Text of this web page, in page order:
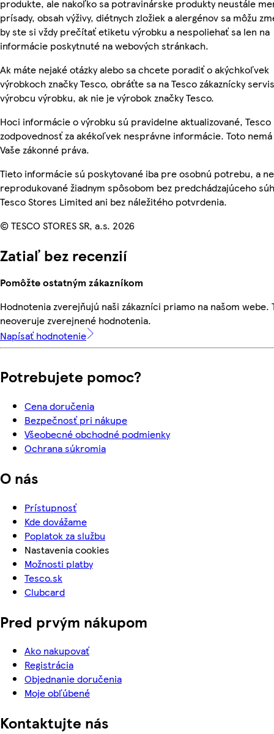
produkte, ale nakoľko sa potravinárske produkty neustále
prísady, obsah výživy, diétnych zložiek a alergénov sa môžu
by ste si vždy prečítať etiketu výrobku a nespoliehať sa len na
informácie poskytnuté na webových stránkach.
Ak máte nejaké otázky alebo sa chcete poradiť o akýchkoľvek
výrobkoch značky Tesco, obráťte sa na Tesco zákaznícky
výrobcu výrobku, ak nie je výrobok značky Tesco.
Hoci informácie o výrobku sú pravidelne aktualizované, Tesco
zodpovednosť za akékoľvek nesprávne informácie. Toto
Vaše zákonné práva.
Tieto informácie sú poskytované iba pre osobnú potrebu, a
reprodukované žiadnym spôsobom bez predchádzajúceho
Tesco Stores Limited ani bez náležitého potvrdenia.
© TESCO STORES SR, a.s. 2026
Zatiaľ bez recenzií
Pomôžte ostatným zákazníkom
Hodnotenia zverejňujú naši zákazníci priamo na našom webe.
neoveruje zverejnené hodnotenia.
Napísať hodnotenie
Potrebujete pomoc?
Cena doručenia
Bezpečnosť pri nákupe
Všeobecné obchodné podmienky
Ochrana súkromia
O nás
Prístupnosť
Kde dovážame
Poplatok za službu
Nastavenia cookies
Možnosti platby
Tesco.sk
Clubcard
Pred prvým nákupom
Ako nakupovať
Registrácia
Objednanie doručenia
Moje obľúbené
Kontaktujte nás